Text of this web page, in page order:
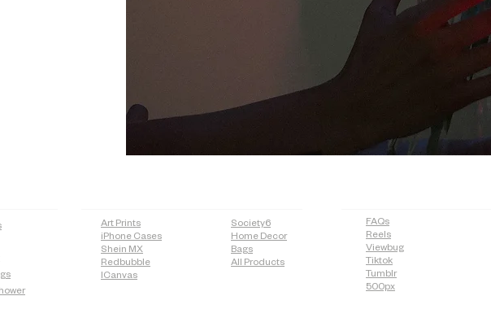
Art Prints
iPhone Cases
Shein MX
Redbubble
ICanvas
Society6
Home Decor
Bags
All Products
FAQs
Reels
Viewbug
Tiktok
Tumblr
500px